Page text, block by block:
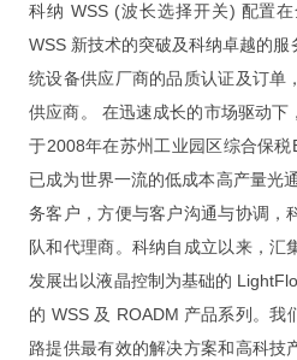
培训报价
项
目
客戶實例
iOS / Android 项目开发
问题 & 解决
科纳 WSS (波长选择开关) 配置
WSS 新技术的突破及科纳卓越的
统设备供应厂商的品质认证及订单
供应商。 在迅速成长的市场驱动下
于2008年在苏州工业园区综合保税
已成为世界一流的低成本高产量光
务客户，方便与客户沟通与协调，
队和代理商。科纳自成立以来，汇
发展出以液晶控制为基础的
的 WSS 及 ROADM 产品系列。我
路提供最有效的解决方案和高科技